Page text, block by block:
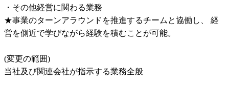
・その他経営に関わる業務
★事業のターンアラウンドを推進するチームと協働し、 経
営を側近で学びながら経験を積むことが可能。
(変更の範囲)
当社及び関連会社が指示する業務全般